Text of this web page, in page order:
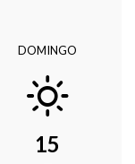
DOMINGO
15